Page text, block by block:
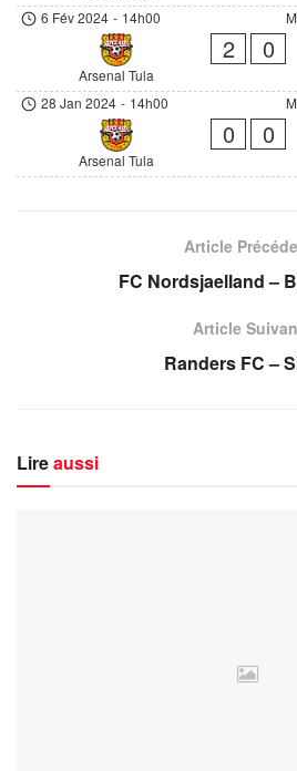
6 Fév 2024 - 14h00
Arsenal Tula
2 0
28 Jan 2024 - 14h00
Arsenal Tula
0 0
Article
FC Nordsjaelland –
Article
Randers FC –
Lireaussi